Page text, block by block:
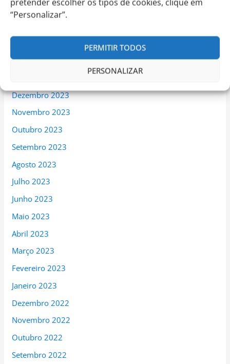
“Personalizar”.
PERMITIR TODOS
PERSONALIZAR
Maio 2024
Fevereiro 2024
Dezembro 2023
Novembro 2023
Outubro 2023
Setembro 2023
Agosto 2023
Julho 2023
Junho 2023
Maio 2023
Abril 2023
Março 2023
Fevereiro 2023
Janeiro 2023
Dezembro 2022
Novembro 2022
Outubro 2022
Setembro 2022